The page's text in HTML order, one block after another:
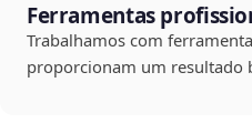
Ferramentas
Trabalhamos com
proporcionam um resultado